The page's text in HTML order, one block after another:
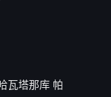
瓦塔那库 帕